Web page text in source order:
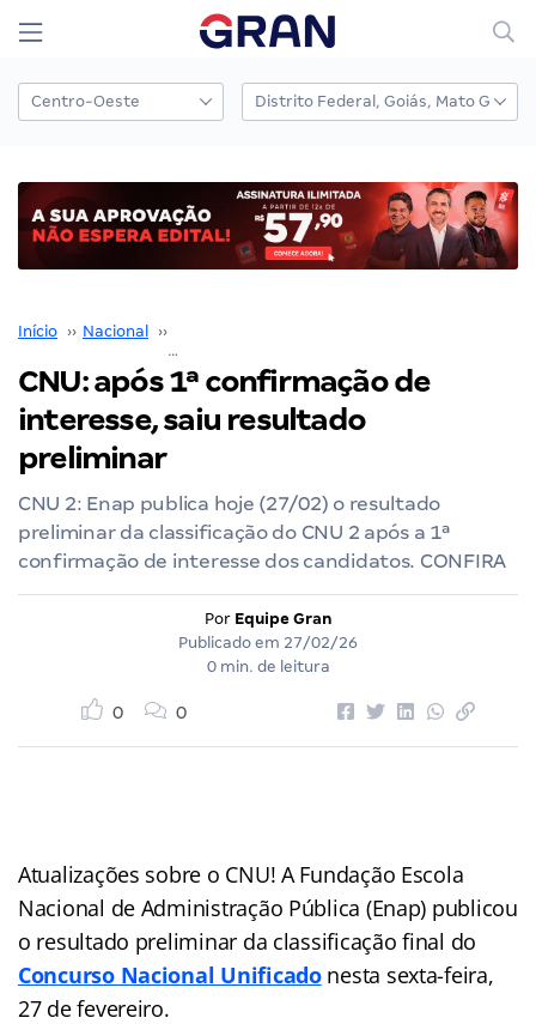
Início ›› Nacional ››
CNU: após 1ª confirmação de
interesse, saiu resultado
preliminar
CNU 2: Enap publica hoje (27/02) o resultado
preliminar da classificação do CNU 2 após a 1ª
confirmação de interesse dos candidatos. CONFIRA
Por Equipe Gran
Publicado em 27/02/26
0 min. de leitura
0 0
Atualizações sobre o CNU! A Fundação Escola
Nacional de Administração Pública (Enap) publicou
o resultado preliminar da classificação final do
Concurso Nacional Unificadonesta sexta-feira,
27 de fevereiro.